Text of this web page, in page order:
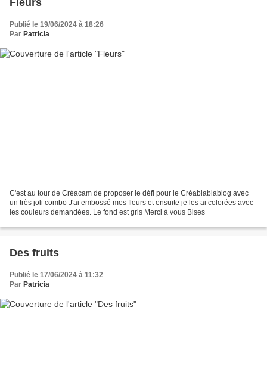
Publié le 19/06/2024 à 18:26
Par Patricia
C'est au tour de Créacam de proposer le défi pour le Créablablablog avec
un très joli combo J'ai embossé mes fleurs et ensuite je les ai colorées avec
les couleurs demandées. Le fond est gris Merci à vous Bises
Des fruits
Publié le 17/06/2024 à 11:32
Par Patricia